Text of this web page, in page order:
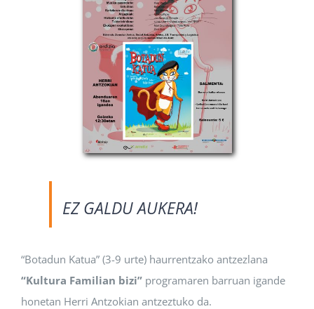
EZ GALDU AUKERA!
“Botadun Katua” (3-9 urte) haurrentzako antzezlana
“Kultura Familian bizi”programaren barruan igande
honetan Herri Antzokian antzeztuko da.